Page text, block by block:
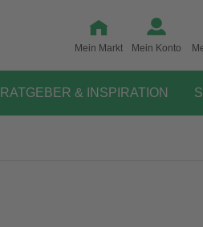
Mein Markt Mein Konto
RATGEBER & INSPIRATION